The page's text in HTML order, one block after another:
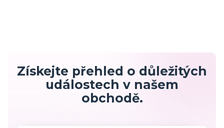
Získejte přehled o důležitých
událostech v našem
obchodě.